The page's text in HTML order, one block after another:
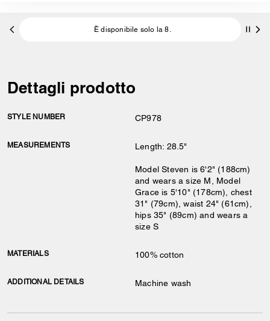
È disponibile solo la 8.
Dettagli prodotto
STYLE NUMBER CP978
MEASUREMENTS Length: 28.5"
Model Steven is 6'2" (188cm)
and wears a size M, Model
Grace is 5'10" (178cm), chest
31" (79cm), waist 24" (61cm),
hips 35" (89cm) and wears a
size S
MATERIALS 100% cotton
ADDITIONAL DETAILS Machine wash